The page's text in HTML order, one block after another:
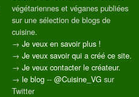
végétariennes et véganes publiées
sur une sélection de blogs de
cuisine.
→ Je veux en savoir plus !
→ Je veux savoir qui a créé ce site.
→ Je veux contacter le créateur.
→ le blog -- @Cuisine_VG sur
Twitter